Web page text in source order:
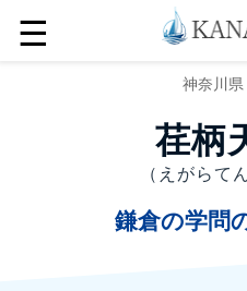
☰
神奈川県
荏柄
（えがらて
鎌倉の学問